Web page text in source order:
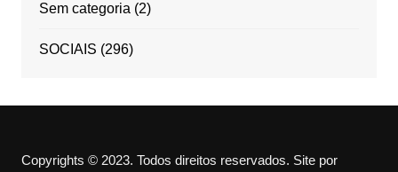
Sem categoria(2)
SOCIAIS (296)
Copyrights © 2023. Todos direitos reservados. Site por